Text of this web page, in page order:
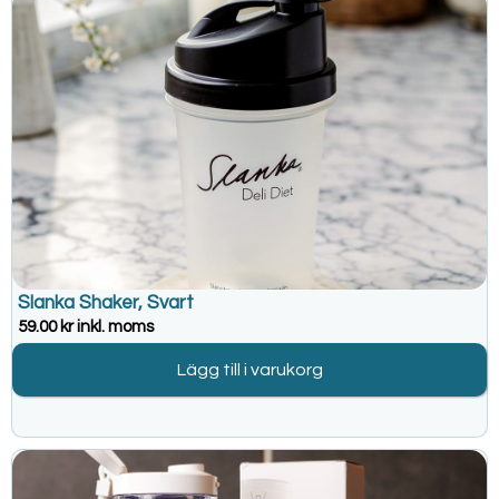
Slanka Shaker, Svart
59.00 krinkl. moms
Lägg till i varukorg